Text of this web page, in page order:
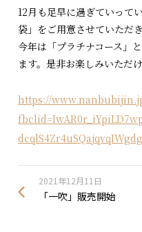
12月も足早に過ぎていって
袋」をご用意させていただ
今年は「プラチナコース」
ます。是非お楽しみいただ
https://
dcqlS4Zr4uSQajqvqIWgdg
2021年12月11日
「一吹」販売開始